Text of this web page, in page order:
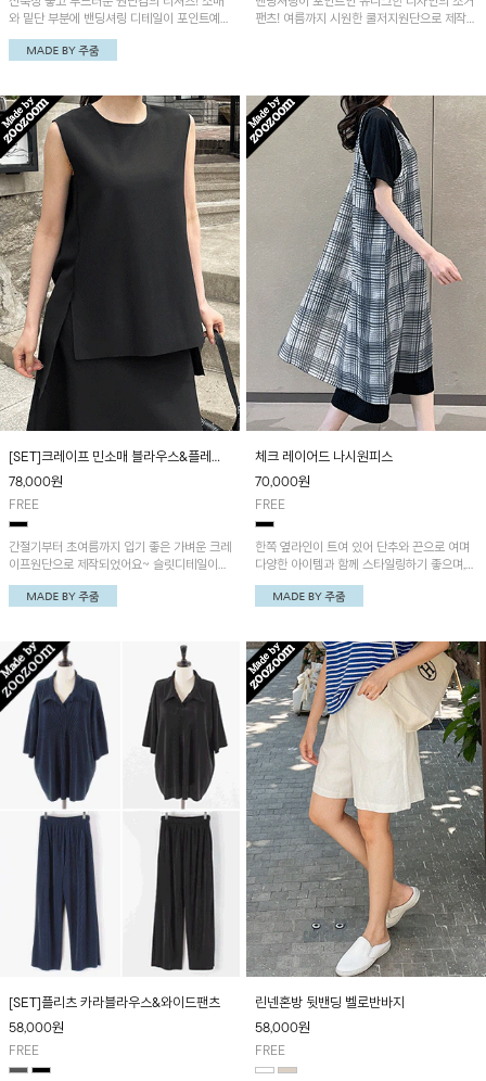
와 밑단 부분에 밴딩셔링 디테일이 포인트예요
~ 밴딩셔링 알라딘 조거팬츠와 함께 코디하시
면 더욱 멋스러워요!
팬츠! 여름까지 시원한 쿨저지원단으로 제작되
[SET]크레이프 민소매 블라우스&플레어
스커트
78,000원
FREE
간절기부터 초여름까지 입기 좋은 가벼운 크레
이프원단으로 제작되었어요~ 슬릿디테일이
돋보이는 민소매 블라우스와 여성스러운 플레
어 실루엣의 스커트가 세트랍니다
체크 레이어드 나시원피스
70,000원
FREE
한쪽 옆라인이 트여 있어 단추와 끈으로 여며
다양한 아이템과 함께 스타일링하기 좋으며,
앞뒤 구분 없이 라운드넥과 일자넥 두 가지 넥
스타일로 착용 가능한 아이템이에요~ 어반 레
[SET]플리츠 카라블라우스&와이드팬츠
58,000원
FREE
린넨혼방 뒷밴딩 벨로반바지
58,000원
FREE